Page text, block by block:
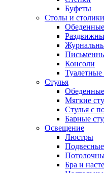
Буфеты
Столы и столики
Консоли
Туалетные
Стулья
Обеденные
Мягкие
Стулья с
Барные
Освещение
Люстры
Бра и